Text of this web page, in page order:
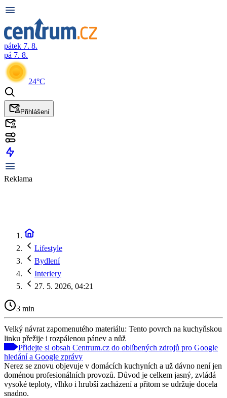
pátek 7. 8.
pá 7. 8.
24°C
Přihlášení
Reklama
Lifestyle
Bydlení
Interiery
27. 5. 2026, 04:21
3 min
Velký návrat zapomenutého materiálu: Tento povrch na kuchyňskou
linku přežije i rozpálenou pánev a nůž
Přidejte si obsah Centrum.cz do oblíbených zdrojů pro Google
hledání a Google zprávy
Nerez se znovu objevuje v domácích kuchyních a už dávno není jen
doménou profesionálních provozů. Důvod je celkem jasný, zvládá
vysoké teploty, vlhko i hrubší zacházení a přitom se udržuje docela
snadno.